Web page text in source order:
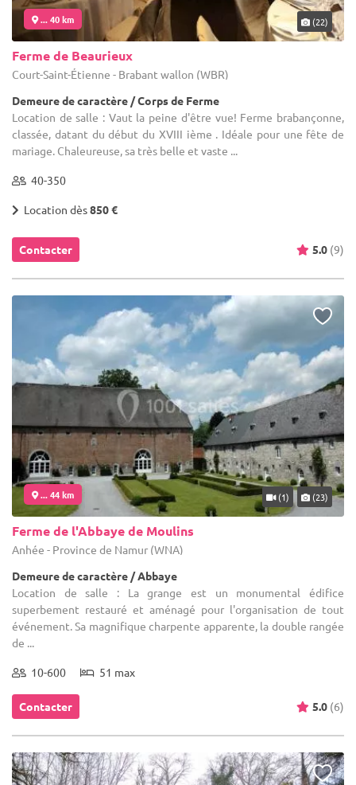
... 40 km (22)
Ferme de Beaurieux
Court-Saint-Étienne - Brabant wallon (WBR)
Demeure de caractère / Corps de Ferme
Location de salle : Vaut la peine d'être vue! Ferme brabançonne,
classée, datant du début du XVIII ième . Idéale pour une fête de
mariage. Chaleureuse, sa très belle et vaste ...
40-350
Location dès850 €
Contacter 5.0 (9)
... 44 km (1) (23)
Ferme de l'Abbaye de Moulins
Anhée - Province de Namur (WNA)
Demeure de caractère / Abbaye
Location de salle : La grange est un monumental édifice
superbement restauré et aménagé pour l'organisation de tout
événement. Sa magnifique charpente apparente, la double rangée
de ...
10-600 51 max
Contacter 5.0 (6)